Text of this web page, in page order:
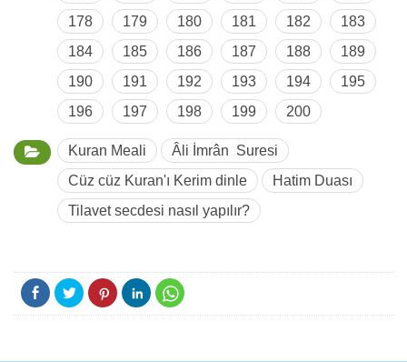
178
179 180 181 182
183
184
185 186 187 188
189
190
191 192 193 194
195
196
197 198 199 200
Kuran Meali
Âli İmrân Suresi
Cüz cüz Kuran'ı Kerim dinle
Hatim Duası
Tilavet secdesi nasıl yapılır?